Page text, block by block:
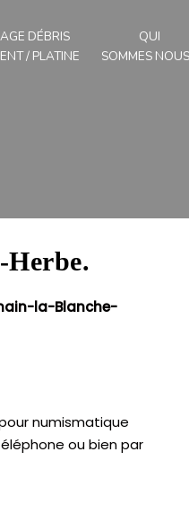
DÉBRIS
/ PLATINE
QUI
SOMMES
Herbe.
la-Blanche-
numismatique
ou bien par